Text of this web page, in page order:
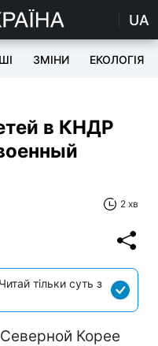
UA
ЗМІНИ ЕКОЛОГІЯ
в КНДР
2 хв
тільки суть з
Корее